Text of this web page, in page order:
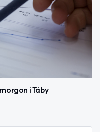
i Täby